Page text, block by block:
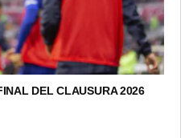
DEL CLAUSURA 2026